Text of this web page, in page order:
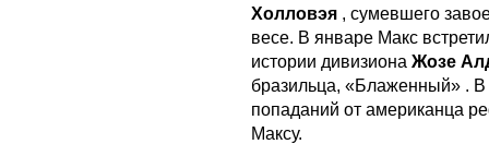
Холловэя , сумевшего
весе. В январе Макс
истории дивизиона Жозе
бразильца, «Блаженный» .
попаданий от американца
Максу.